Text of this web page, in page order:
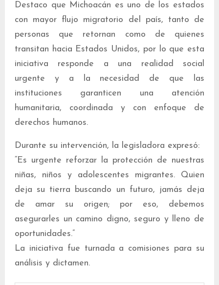
Destaco que Michoacán es uno de los estados
con mayor flujo migratorio del país, tanto de
personas que retornan como de quienes
transitan hacia Estados Unidos, por lo que esta
iniciativa responde a una realidad social
urgente y a la necesidad de que las
instituciones garanticen una atención
humanitaria, coordinada y con enfoque de
derechos humanos.
Durante su intervención, la legisladora expresó:
“Es urgente reforzar la protección de nuestras
niñas, niños y adolescentes migrantes. Quien
deja su tierra buscando un futuro, jamás deja
de amar su origen; por eso, debemos
asegurarles un camino digno, seguro y lleno de
oportunidades.”
La iniciativa fue turnada a comisiones para su
análisis y dictamen.